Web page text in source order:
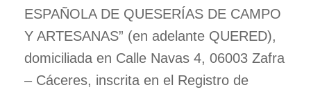
ESPAÑOLA DE QUESERÍAS DE CAMPO
Y ARTESANAS” (en adelante QUERED),
domiciliada en Calle Navas 4, 06003 Zafra
– Cáceres, inscrita en el Registro de